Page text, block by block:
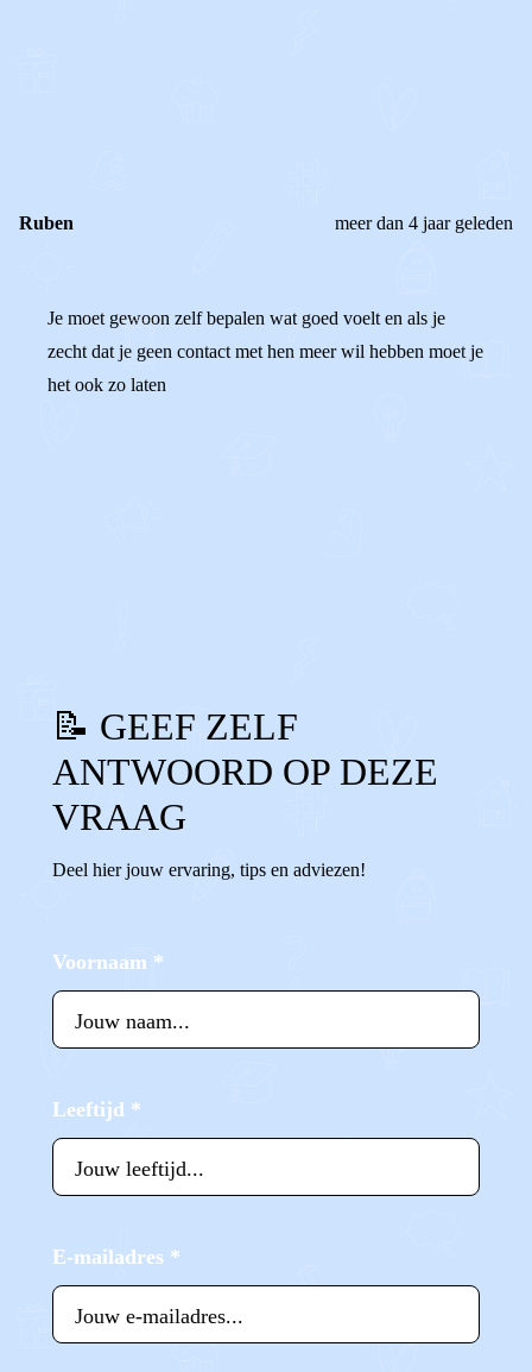
Ruben meer dan 4 jaar geleden
Je moet gewoon zelf bepalen wat goed voelt en als je
zecht dat je geen contact met hen meer wil hebben moet je
het ook zo laten
📝 GEEF ZELF
ANTWOORD OP DEZE
VRAAG
Deel hier jouw ervaring, tips en adviezen!
Voornaam *
Leeftijd *
E-mailadres *